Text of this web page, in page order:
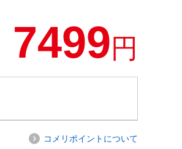
7499円
コメリポイントについて